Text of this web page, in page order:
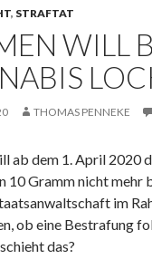
, STRAFTAT
WILL
THOMAS PENNEKE
ab dem 1. April 2020
10 Gramm nicht mehr
im
ob eine Bestrafung
das?